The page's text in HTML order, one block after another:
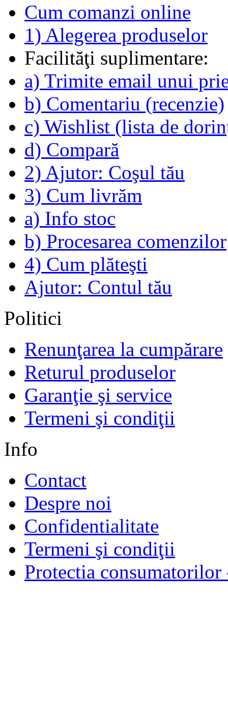
Cum comanzi online
1) Alegerea produselor
Facilităţi suplimentare:
a) Trimite email unui
b) Comentariu (recenzie)
c) Wishlist (lista de
d) Compară
2) Ajutor: Coşul tău
3) Cum livrăm
a) Info stoc
b) Procesarea comenzilor
4) Cum plăteşti
Ajutor: Contul tău
Politici
Renunţarea la cumpărare
Returul produselor
Garanţie şi service
Termeni şi condiţii
Info
Contact
Despre noi
Confidentialitate
Termeni şi condiţii
Protectia